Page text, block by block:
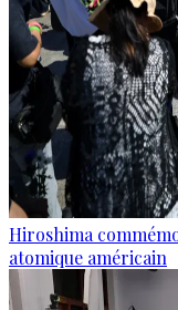
Hiroshima
atomique américain